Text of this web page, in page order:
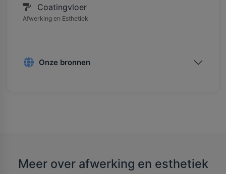
Coatingvloer
Afwerking en Esthetiek
Onze bronnen
Meer over afwerking en esthetiek